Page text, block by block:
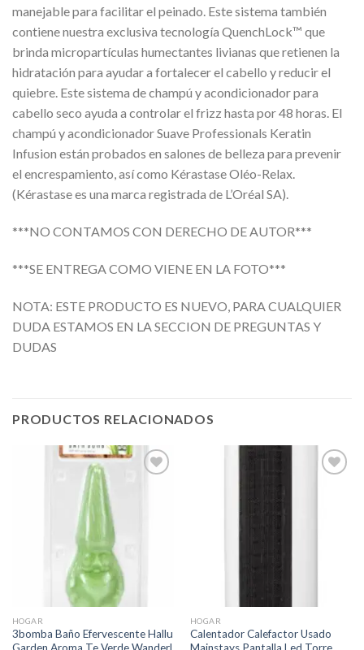
manejable para facilitar el peinado. Este sistema también
contiene nuestra exclusiva tecnología QuenchLock™ que
brinda micropartículas humectantes livianas que retienen la
hidratación para ayudar a fortalecer el cabello y reducir el
quiebre. Este sistema de champú y acondicionador para
cabello seco ayuda a controlar el frizz hasta por 48 horas. El
champú y acondicionador Suave Professionals Keratin
Infusion están probados en salones de belleza para prevenir
el encrespamiento, así como Kérastase Oléo-Relax.
(Kérastase es una marca registrada de L’Oréal SA).
***NO CONTAMOS CON DERECHO DE AUTOR***
***SE ENTREGA COMO VIENE EN LA FOTO***
NOTA: ESTE PRODUCTO ES NUEVO, PARA CUALQUIER
DUDA ESTAMOS EN LA SECCION DE PREGUNTAS Y
DUDAS
PRODUCTOS RELACIONADOS
HOGAR
3bomba Baño Efervescente Hallu
HOGAR
Calentador Calefactor Usado